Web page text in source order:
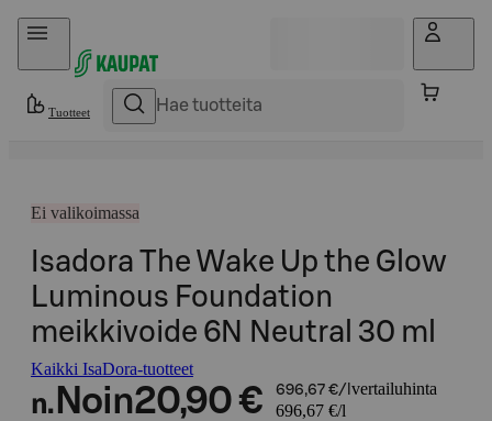
Hyppää sisältöön
Tuotteet
Ei valikoimassa
Isadora The Wake Up the Glow
Luminous Foundation
meikkivoide 6N Neutral 30 ml
Kaikki IsaDora-tuotteet
n. Noin20,90 € 696,67 €/l vertailuhinta
696,67 €/l